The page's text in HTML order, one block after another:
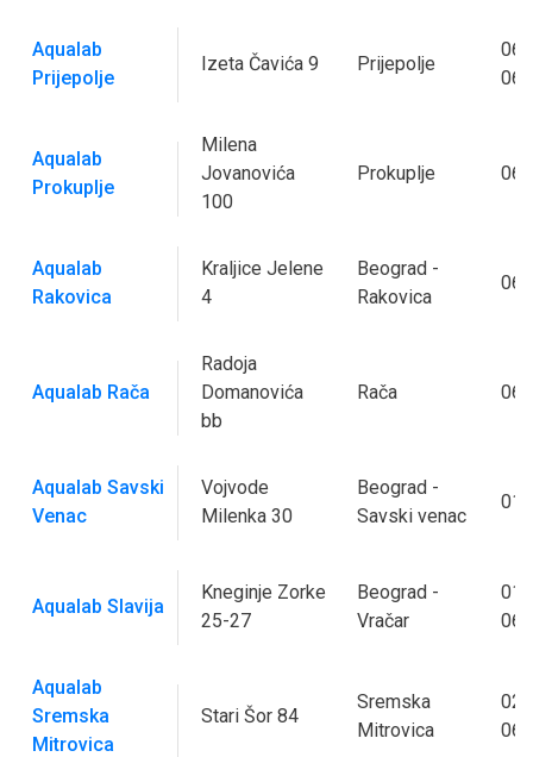
Aqualab
Prijepolje
Izeta Čavića 9 Prijepolje
Aqualab
Prokuplje
Milena
Jovanovića
100
Prokuplje
Aqualab
Rakovica
Kraljice Jelene
4
Beograd -
Rakovica
Aqualab Rača
Radoja
Domanovića
bb
Rača
Aqualab Savski
Venac
Vojvode
Milenka 30
Beograd -
Savski venac
Aqualab Slavija
Kneginje Zorke
25-27
Beograd -
Vračar
Aqualab
Sremska
Mitrovica
Stari Šor 84
Sremska
Mitrovica